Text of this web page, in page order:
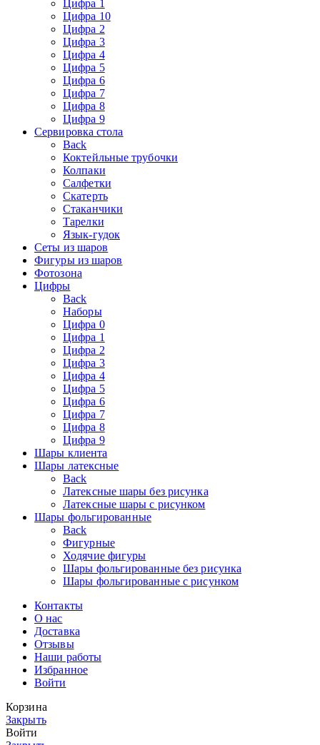
Цифра 1
Цифра 10
Цифра 2
Цифра 3
Цифра 4
Цифра 5
Цифра 6
Цифра 7
Цифра 8
Цифра 9
Сервировка стола
Back
Коктейльные трубочки
Колпаки
Салфетки
Скатерть
Стаканчики
Тарелки
Язык-гудок
Сеты из шаров
Фигуры из шаров
Фотозона
Цифры
Back
Наборы
Цифра 0
Цифра 1
Цифра 2
Цифра 3
Цифра 4
Цифра 5
Цифра 6
Цифра 7
Цифра 8
Цифра 9
Шары клиента
Шары латексные
Back
Латексные шары без рисунка
Латексные шары с рисунком
Шары фольгированные
Back
Фигурные
Ходячие фигуры
Шары фольгированные без рисунка
Шары фольгированные с рисунком
Контакты
О нас
Доставка
Отзывы
Наши работы
Избранное
Войти
Корзина
Закрыть
Войти